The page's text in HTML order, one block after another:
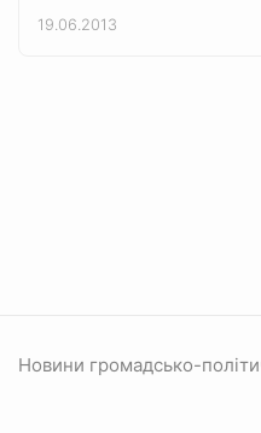
19.06.2013
Новини громадсько-